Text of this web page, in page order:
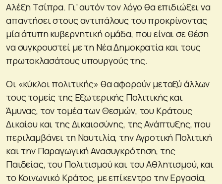
Αλέξη Τσίπρα. Γι’ αυτόν τον λόγο θα επιδιώξει να
απαντήσει στους αντιπάλους του προκρίνοντας
μία άτυπη κυβερνητική ομάδα, που είναι σε θέση
να συγκρουστεί με τη Νέα Δημοκρατία και τους
πρωτοκλασάτους υπουργούς της.
Οι «κύκλοι πολιτικής» θα αφορούν μεταξύ άλλων
τους τομείς της Εξωτερικής Πολιτικής και
Άμυνας, τον τομέα των Θεσμών, του Κράτους
Δικαίου και της Δικαιοσύνης, της Ανάπτυξης, που
περιλαμβάνει τη Ναυτιλία, την Αγροτική Πολιτική
και την Παραγωγική Ανασυγκρότηση, της
Παιδείας, του Πολιτισμού και του Αθλητισμού, και
το Κοινωνικό Κράτος, με επίκεντρο την Εργασία,